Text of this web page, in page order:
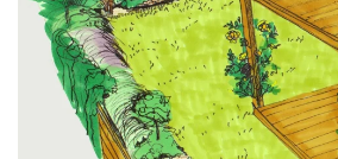
Zobrazit